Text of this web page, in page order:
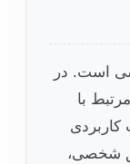
است. در
با
کاربردی
شخصی،